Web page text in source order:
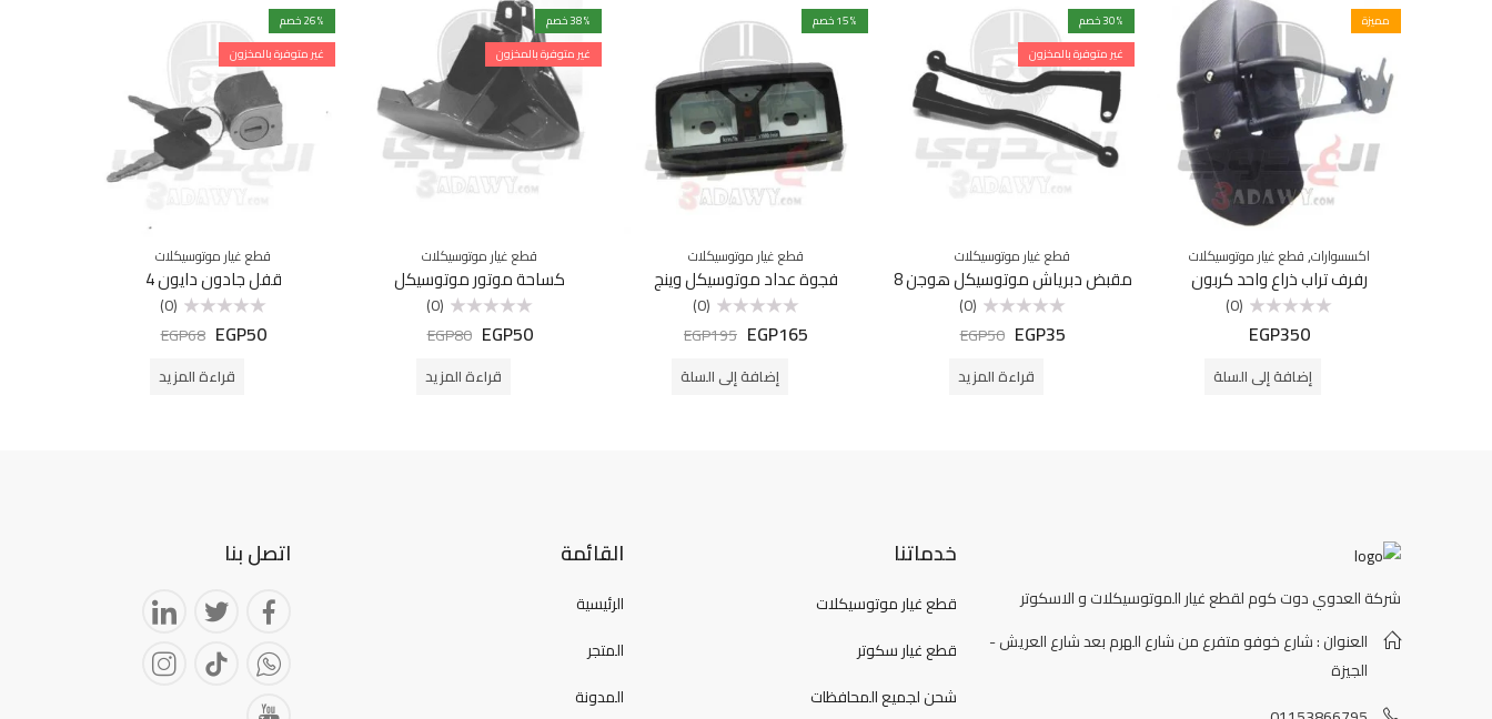
مميزة
اكسسوارات,قطع غيار موتوسيكلات
رفرف تراب ذراع واحد كربون
التقييم
(0)
EGP350
إضافة إلى السلة
30% خصم
غير متوفرة بالمخزون
قطع غيار موتوسيكلات
مقبض دبرياش موتوسيكل هوجن 8
التقييم
(0)
EGP35
EGP50
قراءة المزيد
15% خصم
قطع غيار موتوسيكلات
فجوة عداد موتوسيكل وينج
التقييم
(0)
EGP165
EGP195
إضافة إلى السلة
38% خصم
غير متوفرة بالمخزون
قطع غيار موتوسيكلات
كساحة موتور موتوسيكل
التقييم
(0)
EGP50
EGP80
قراءة المزيد
26% خصم
غير متوفرة بالمخزون
قطع غيار موتوسيكلات
قفل جادون دايون 4
التقييم
(0)
EGP50
EGP68
قراءة المزيد
شركة العدوي دوت كوم لقطع غيار الموتوسيكلات و الاسكوتر
العنوان : شارع خوفو متفرع من شارع الهرم بعد شارع العريش -
الجيزة
خدماتنا
قطع غيار موتوسيكلات
قطع غيار سكوتر
شحن لجميع المحافظات
القائمة
الرئيسية
المتجر
المدونة
اتصل بنا